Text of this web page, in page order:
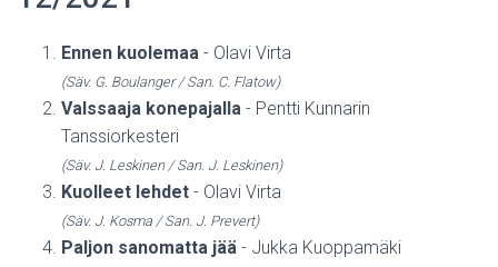
Ennen kuolemaa - Olavi Virta
(Säv. G. Boulanger / San. C. Flatow)
Valssaaja konepajalla - Pentti Kunnarin
Tanssiorkesteri
(Säv. J. Leskinen / San. J. Leskinen)
Kuolleet lehdet - Olavi Virta
(Säv. J. Kosma / San. J. Prevert)
Paljon sanomatta jää - Jukka Kuoppamäki